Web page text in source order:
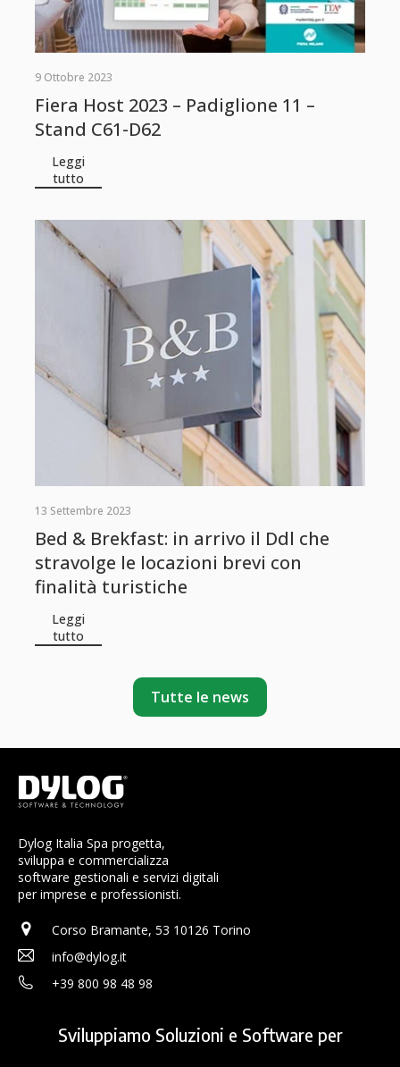
9 Ottobre 2023
Fiera Host 2023 – Padiglione 11 –
Stand C61-D62
Leggi
tutto
13 Settembre 2023
Bed & Brekfast: in arrivo il Ddl che
stravolge le locazioni brevi con
finalità turistiche
Leggi
tutto
Tutte le news
Dylog Italia Spa progetta,
sviluppa e commercializza
software gestionali e servizi digitali
per imprese e professionisti.
Corso Bramante, 53 10126 Torino
info@dylog.it
+39 800 98 48 98
Sviluppiamo Soluzioni e Software per